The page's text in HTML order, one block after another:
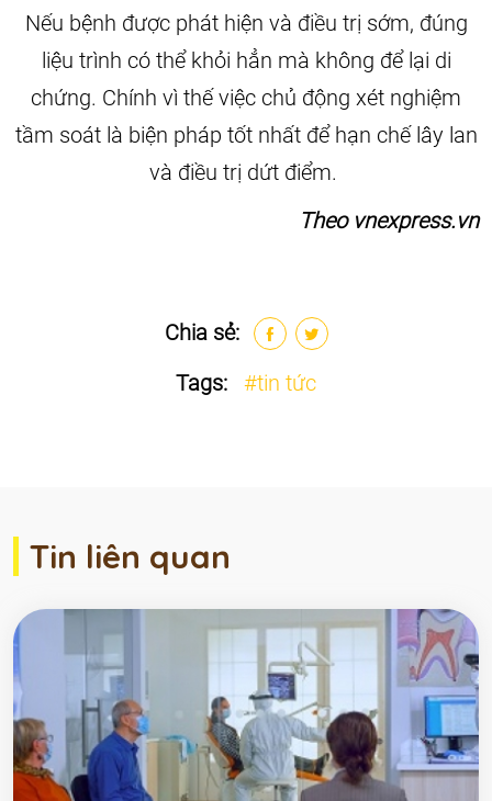
Nếu bệnh được phát hiện và điều trị sớm, đúng
liệu trình có thể khỏi hẳn mà không để lại di
chứng. Chính vì thế việc chủ động xét nghiệm
tầm soát là biện pháp tốt nhất để hạn chế lây lan
và điều trị dứt điểm.
Theo vnexpress.vn
Chia sẻ:
Tags:
#tin tức
Tin liên quan